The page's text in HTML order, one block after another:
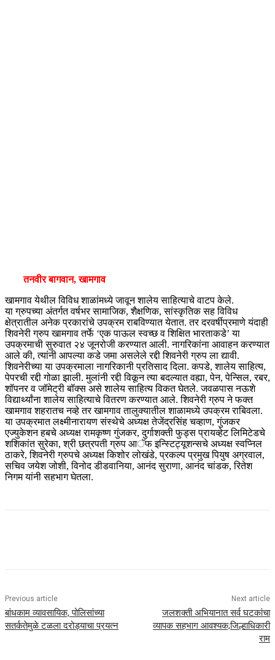
तनवीर बागवान, खामगाव
खामगाव येथील विविध शाळांमध्ये जावून शालेय साहित्याचे वाटप केले.
या ग्रुपच्या अंतर्गत वर्षभर सामाजिक, शैक्षणिक, सांस्कृतिक सह विविध
क्षेत्रातील अनेक प्रकारांचे उपक्रम राबविण्यात येतात. तर दरवर्षीप्रमाणे यंदाही
शिवनेरी ग्रुप खामगाव तर्फे ‘एक पाऊल स्वच्छ व शिक्षित भारताकडे’ या
उपक्रमाची सुरुवात २४ जूनरोजी करण्यात आली. नागरिकांना आवाहन करण्यात
आले की, त्यांनी आपल्या कडे जमा असलेले रद्दी शिवनेरी ग्रुप ला द्यावी.
शिवनेरीच्या या उपक्रमाला नागरिकानी प्रतिसाद दिला. कपडे, शालेय साहित्य,
पेपरची रद्दी गोळा झाली. मुलांनी रद्दी विकून त्या बदल्यात वह्या, पेन, पेन्सिल, रबर,
शॉपनर व जॉमेट्री बॉक्स असे शालेय साहित्य विकत घेतले. जवळपास नऊशे
विद्यार्थ्यांना शालेय साहित्याचे वितरण करण्यात आले. शिवनेरी ग्रुप ने फक्त
खामगाव शहरातच नव्हे तर खामगाव तालुक्यातील शाळामध्ये उपक्रम राबिवला.
या उपक्रमात लक्ष्मीनारायण संस्थेचे अध्यक्ष तेजेंद्रसिंह चव्हाण, गुंजकर
एज्युकेशन हबचे अध्यक्ष रामकृष्ण गुंजकर, दुर्गाशक्ती फुड्स प्रायव्हेट लिमिटेडचे
शशिकांत सुरेका, श्री छत्रपती ग्रुप आॅफ इन्स्टिट्यूशन्सचे अध्यक्ष स्वप्निल
ठाकरे, शिवनेरी ग्रुपचे अध्यक्ष किशोर लोखंडे, प्रकल्प प्रमुख पियुष अग्रवाल,
सचिव जयेश जोशी, विनोद डीडवानिया, आनंद सुराणा, आनंद चांडक, रितेश
निगम यांनी सहभाग घेतला.
Previous article
बांधकाम व्यावसायिक, पोलिसांच्या
सतर्कतेमुळे टळला दरोड्याचा प्रयत्न
Next article
जलशक्ती अभियानात सर्व घटकांचा
व्यापक सहभाग आवश्यक;जिल्हाधिकारी
राम